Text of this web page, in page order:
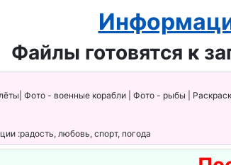
Файлы готовятся к
Фото - военные корабли | Фото - рыбы |
:радость, любовь, спорт, погода